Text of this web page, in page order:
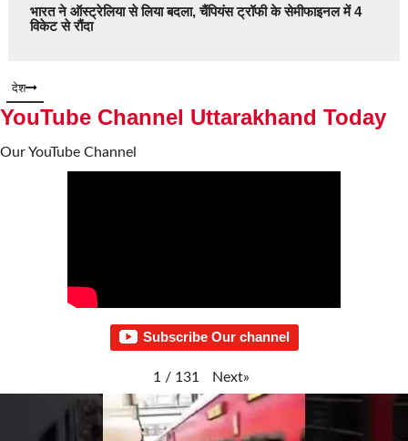
भारत ने ऑस्ट्रेलिया से लिया बदला, चैंपियंस ट्रॉफी के सेमीफाइनल में 4
विकेट से रौंदा
देश
YouTube Channel Uttarakhand Today
Our YouTube Channel
Subscribe Our channel
1 / 131 Next»